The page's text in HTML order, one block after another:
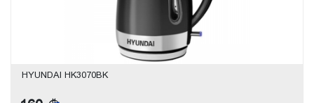
HYUNDAI HK3070BK